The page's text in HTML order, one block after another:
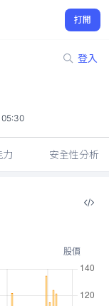
打開
登入
力 安全性分析